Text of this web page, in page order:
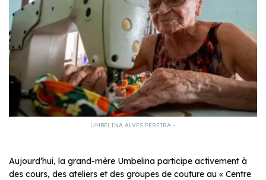
UMBELINA ALVES PEREIRA –
Aujourd’hui, la grand-mère Umbelina participe activement à
des cours, des ateliers et des groupes de couture au « Centre